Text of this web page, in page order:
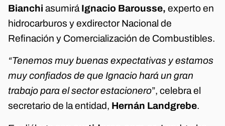
Bianchi asumirá Ignacio Barousse, experto en
hidrocarburos y exdirector Nacional de
Refinación y Comercialización de Combustibles.
“Tenemos muy buenas expectativas y estamos
muy confiados de que Ignacio hará un gran
trabajo para el sector estacionero”, celebra el
secretario de la entidad, Hernán Landgrebe.